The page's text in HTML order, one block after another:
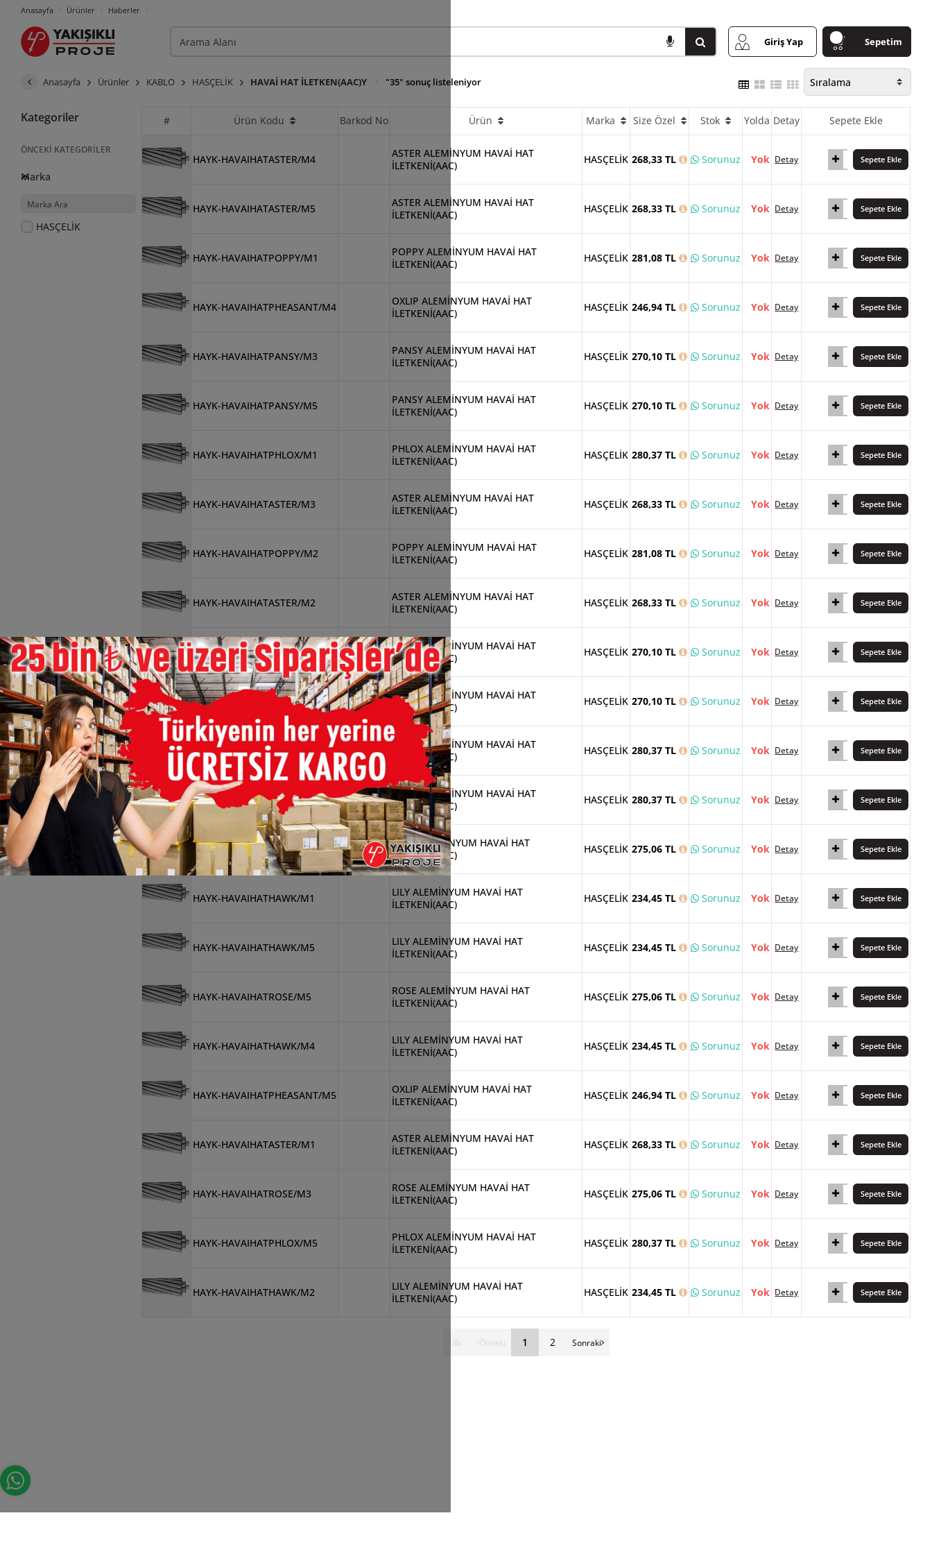
Anasayfa Ürünler Haberler
Giriş Yap Sepetim
Anasayfa Ürünler KABLO HASÇELİK HAVAİ HAT İLETKEN(AAC)Y "35" sonuç listeleniyor
Kategoriler
ÖNCEKI KATEGORILER
Marka
HASÇELİK
# Ürün Kodu Barkod No Ürün Marka Size Özel Stok Yolda Detay Sepete Ekle
HAYK-HAVAIHATASTER/M4
ASTER ALEMİNYUM HAVAİ HAT
İLETKENİ(AAC)
HASÇELİK 268,33 TL Sorunuz Yok Detay Sepete Ekle
HAYK-HAVAIHATASTER/M5
ASTER ALEMİNYUM HAVAİ HAT
İLETKENİ(AAC)
HASÇELİK 268,33 TL Sorunuz Yok Detay Sepete Ekle
HAYK-HAVAIHATPOPPY/M1
POPPY ALEMİNYUM HAVAİ HAT
İLETKENİ(AAC)
HASÇELİK 281,08 TL Sorunuz Yok Detay Sepete Ekle
HAYK-HAVAIHATPHEASANT/M4
OXLIP ALEMİNYUM HAVAİ HAT
İLETKENİ(AAC)
HASÇELİK 246,94 TL Sorunuz Yok Detay Sepete Ekle
HAYK-HAVAIHATPANSY/M3
PANSY ALEMİNYUM HAVAİ HAT
İLETKENİ(AAC)
HASÇELİK 270,10 TL Sorunuz Yok Detay Sepete Ekle
HAYK-HAVAIHATPANSY/M5
PANSY ALEMİNYUM HAVAİ HAT
İLETKENİ(AAC)
HASÇELİK 270,10 TL Sorunuz Yok Detay Sepete Ekle
HAYK-HAVAIHATPHLOX/M1
PHLOX ALEMİNYUM HAVAİ HAT
İLETKENİ(AAC)
HASÇELİK 280,37 TL Sorunuz Yok Detay Sepete Ekle
HAYK-HAVAIHATASTER/M3
ASTER ALEMİNYUM HAVAİ HAT
İLETKENİ(AAC)
HASÇELİK 268,33 TL Sorunuz Yok Detay Sepete Ekle
HAYK-HAVAIHATPOPPY/M2
POPPY ALEMİNYUM HAVAİ HAT
İLETKENİ(AAC)
HASÇELİK 281,08 TL Sorunuz Yok Detay Sepete Ekle
HAYK-HAVAIHATASTER/M2
ASTER ALEMİNYUM HAVAİ HAT
İLETKENİ(AAC)
HASÇELİK 268,33 TL Sorunuz Yok Detay Sepete Ekle
HAYK-HAVAIHATPANSY/M1
PANSY ALEMİNYUM HAVAİ HAT
İLETKENİ(AAC)
HASÇELİK 270,10 TL Sorunuz Yok Detay Sepete Ekle
HAYK-HAVAIHATPANSY/M2
PANSY ALEMİNYUM HAVAİ HAT
İLETKENİ(AAC)
HASÇELİK 270,10 TL Sorunuz Yok Detay Sepete Ekle
HAYK-HAVAIHATPHLOX/M2
PHLOX ALEMİNYUM HAVAİ HAT
İLETKENİ(AAC)
HASÇELİK 280,37 TL Sorunuz Yok Detay Sepete Ekle
HAYK-HAVAIHATPHLOX/M4
PHLOX ALEMİNYUM HAVAİ HAT
İLETKENİ(AAC)
HASÇELİK 280,37 TL Sorunuz Yok Detay Sepete Ekle
HAYK-HAVAIHATROSE/M4
ROSE ALEMİNYUM HAVAİ HAT
İLETKENİ(AAC)
HASÇELİK 275,06 TL Sorunuz Yok Detay Sepete Ekle
HAYK-HAVAIHATHAWK/M1
LILY ALEMİNYUM HAVAİ HAT
İLETKENİ(AAC)
HASÇELİK 234,45 TL Sorunuz Yok Detay Sepete Ekle
HAYK-HAVAIHATHAWK/M5
LILY ALEMİNYUM HAVAİ HAT
İLETKENİ(AAC)
HASÇELİK 234,45 TL Sorunuz Yok Detay Sepete Ekle
HAYK-HAVAIHATROSE/M5
ROSE ALEMİNYUM HAVAİ HAT
İLETKENİ(AAC)
HASÇELİK 275,06 TL Sorunuz Yok Detay Sepete Ekle
HAYK-HAVAIHATHAWK/M4
LILY ALEMİNYUM HAVAİ HAT
İLETKENİ(AAC)
HASÇELİK 234,45 TL Sorunuz Yok Detay Sepete Ekle
HAYK-HAVAIHATPHEASANT/M5
OXLIP ALEMİNYUM HAVAİ HAT
İLETKENİ(AAC)
HASÇELİK 246,94 TL Sorunuz Yok Detay Sepete Ekle
HAYK-HAVAIHATASTER/M1
ASTER ALEMİNYUM HAVAİ HAT
İLETKENİ(AAC)
HASÇELİK 268,33 TL Sorunuz Yok Detay Sepete Ekle
HAYK-HAVAIHATROSE/M3
ROSE ALEMİNYUM HAVAİ HAT
İLETKENİ(AAC)
HASÇELİK 275,06 TL Sorunuz Yok Detay Sepete Ekle
HAYK-HAVAIHATPHLOX/M5
PHLOX ALEMİNYUM HAVAİ HAT
İLETKENİ(AAC)
HASÇELİK 280,37 TL Sorunuz Yok Detay Sepete Ekle
HAYK-HAVAIHATHAWK/M2
LILY ALEMİNYUM HAVAİ HAT
İLETKENİ(AAC)
HASÇELİK 234,45 TL Sorunuz Yok Detay Sepete Ekle
İlk Önceki 1 2 Sonraki
×